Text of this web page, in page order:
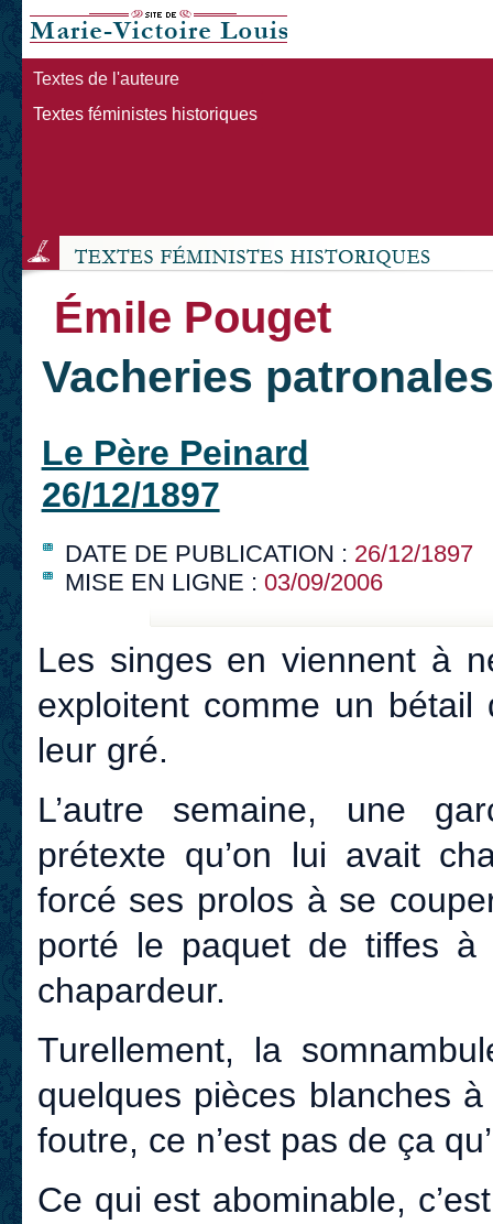
Textes de l'auteure
Textes féministes historiques
Émile Pouget
Vacheries patronales
Le Père Peinard
26/12/1897
DATE DE PUBLICATION : 26/12/1897
MISE EN LIGNE : 03/09/2006
Les singes en viennent à
exploitent comme un
leur gré.
L’autre semaine, une
prétexte qu’on lui avait
forcé ses prolos à se
porté le paquet de tiffes à
chapardeur.
Turellement, la
quelques pièces blanches
foutre, ce n’est pas de ça
Ce qui est abominable,